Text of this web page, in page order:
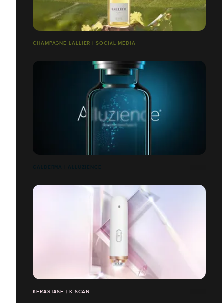
CHAMPAGNE LALLIER | SOCIAL MEDIA
KERASTASE | K-SCAN